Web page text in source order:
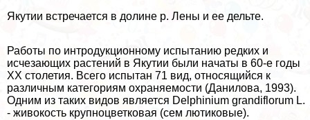
Якутии встречается в долине р. Лены и ее дельте.
Работы по интродукционному испытанию редких и
исчезающих растений в Якутии были начаты в 60-е годы
ХХ столетия. Всего испытан 71 вид, относящийся к
различным категориям охраняемости (Данилова, 1993).
Одним из таких видов является Delphinium grandiflorum L.
- живокость крупноцветковая (сем лютиковые).